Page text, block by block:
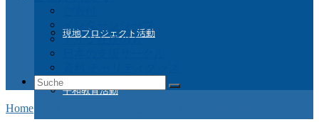
現地プロジェクト活動
平和教育活動
インターンシップ
ドイツ在住の方
Suche
nach:
Home